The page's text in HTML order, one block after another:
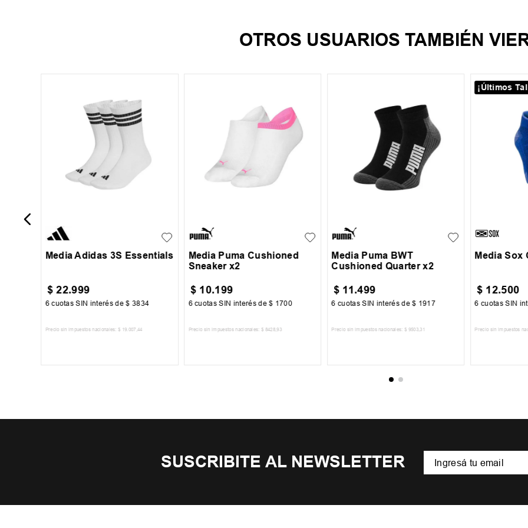
OTROS USUARIOS TAMBIÉN
Media Adidas 3S Essentials
$ 22.999
6 cuotas SIN interés de$ 3834
Precio sin impuestos nacionales: $ 19.007 ,44
Media Puma Cushioned
Sneaker x2
$ 10.199
6 cuotas SIN interés de$ 1700
Precio sin impuestos nacionales: $ 8428,93
Media Puma BWT
Cushioned Quarter x2
$ 11.499
6 cuotas SIN interés de$ 1917
Precio sin impuestos nacionales: $ 9503,31
¡Últimos
Media Sox
$ 12.500
6 cuotas SIN
Precio sin impuestos
SUSCRIBITE AL NEWSLETTER